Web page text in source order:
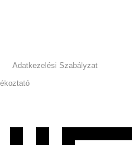
Adatkezelési Szabályzat